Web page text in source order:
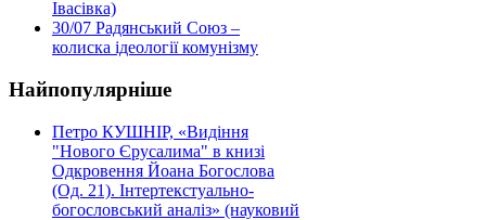
Івасівка)
30/07 Радянський Союз –
колиска ідеології комунізму
Найпопулярніше
Петро КУШНІР, «Видіння
"Нового Єрусалима" в книзі
Одкровення Йоана Богослова
(Од. 21). Інтертекстуально-
богословський аналіз» (науковий